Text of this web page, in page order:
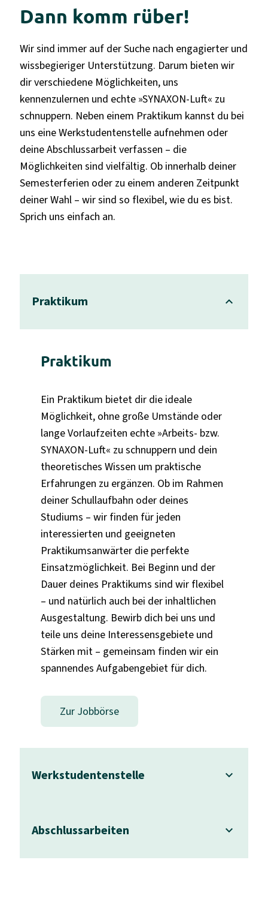
Dann komm rüber!
Wir sind immer auf der Suche nach engagierter und
wissbegieriger Unterstützung. Darum bieten wir
dir verschiedene Möglichkeiten, uns
kennenzulernen und echte »SYNAXON-Luft« zu
schnuppern. Neben einem Praktikum kannst du bei
uns eine Werkstudentenstelle aufnehmen oder
deine Abschlussarbeit verfassen – die
Möglichkeiten sind vielfältig. Ob innerhalb deiner
Semesterferien oder zu einem anderen Zeitpunkt
deiner Wahl – wir sind so flexibel, wie du es bist.
Sprich uns einfach an.
Praktikum
Praktikum
Ein Praktikum bietet dir die ideale
Möglichkeit, ohne große Umstände oder
lange Vorlaufzeiten echte »Arbeits- bzw.
SYNAXON-Luft« zu schnuppern und dein
theoretisches Wissen um praktische
Erfahrungen zu ergänzen. Ob im Rahmen
deiner Schullaufbahn oder deines
Studiums – wir finden für jeden
interessierten und geeigneten
Praktikumsanwärter die perfekte
Einsatzmöglichkeit. Bei Beginn und der
Dauer deines Praktikums sind wir flexibel
– und natürlich auch bei der inhaltlichen
Ausgestaltung. Bewirb dich bei uns und
teile uns deine Interessensgebiete und
Stärken mit – gemeinsam finden wir ein
spannendes Aufgabengebiet für dich.
Zur Jobbörse
Werkstudentenstelle
Abschlussarbeiten